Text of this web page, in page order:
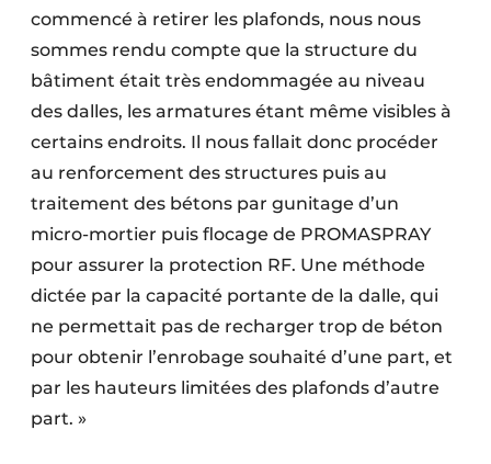
commencé à retirer les plafonds, nous nous
sommes rendu compte que la structure du
bâtiment était très endommagée au niveau
des dalles, les armatures étant même visibles à
certains endroits. Il nous fallait donc procéder
au renforcement des structures puis au
traitement des bétons par gunitage d’un
micro-mortier puis flocage de PROMASPRAY
pour assurer la protection RF. Une méthode
dictée par la capacité portante de la dalle, qui
ne permettait pas de recharger trop de béton
pour obtenir l’enrobage souhaité d’une part, et
par les hauteurs limitées des plafonds d’autre
part. »